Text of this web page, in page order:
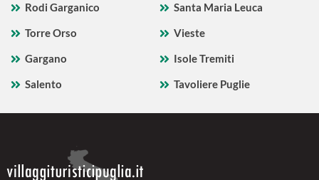
Rodi Garganico
Santa Maria Leuca
Torre Orso
Vieste
Gargano
Isole Tremiti
Salento
Tavoliere Puglie